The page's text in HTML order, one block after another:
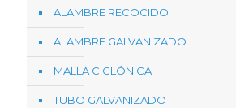
ALAMBRE RECOCIDO
ALAMBRE GALVANIZADO
MALLA CICLÓNICA
TUBO GALVANIZADO